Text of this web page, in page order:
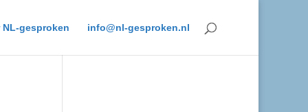
NL-gesproken info@nl-gesproken.nl